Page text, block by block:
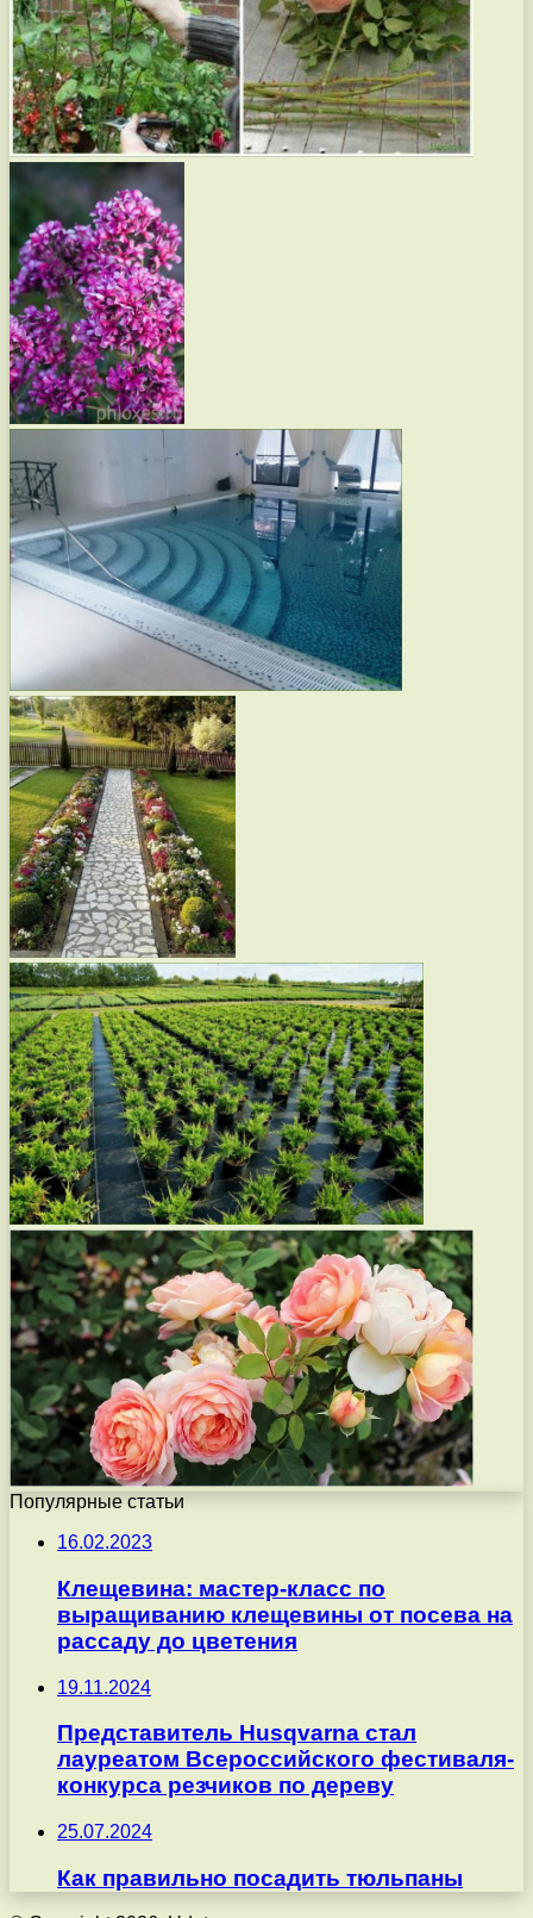
Популярные статьи
16.02.2023
Клещевина: мастер-класс по
выращиванию клещевины от посева на
рассаду до цветения
19.11.2024
Представитель Husqvarna стал
лауреатом Всероссийского фестиваля-
конкурса резчиков по дереву
25.07.2024
Как правильно посадить тюльпаны